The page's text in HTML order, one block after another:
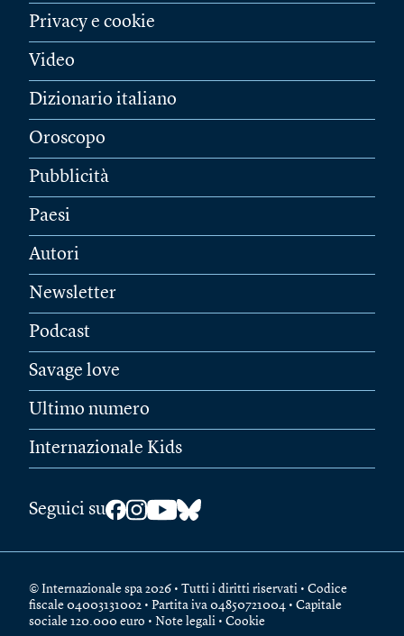
Privacy e cookie
Video
Dizionario italiano
Oroscopo
Pubblicità
Paesi
Autori
Newsletter
Podcast
Savage love
Ultimo numero
Internazionale Kids
Seguici su
© Internazionale spa 2026 • Tutti i diritti riservati • Codice
fiscale 04003131002 • Partita iva 04850721004 • Capitale
sociale 120.000 euro • Note legali • Cookie